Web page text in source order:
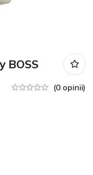
BOSS
(0 opinii)